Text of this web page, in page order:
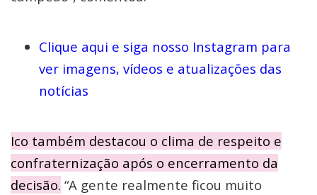
Clique aqui e siga nosso Instagram para
ver imagens, vídeos e atualizações das
notícias
Ico também destacou o clima de respeito e
confraternização após o encerramento da
decisão. “A gente realmente ficou muito